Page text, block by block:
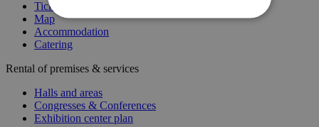
Tickets
Map
Accommodation
Catering
Rental of premises & services
Halls and areas
Congresses & Conferences
Exhibition center plan